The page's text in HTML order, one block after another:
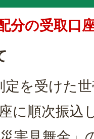
分の受取口
定を受けた
に順次振込